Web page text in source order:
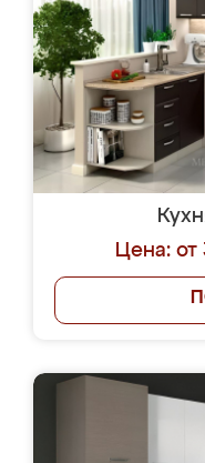
Цена: от